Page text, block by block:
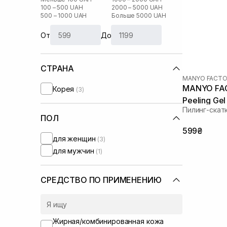
100 – 500 UAH
500 – 1000 UAH
2000 – 5000 UAH
Больше 5000 UAH
От До
СТРАНА
Корея (3)
ПОЛ
для женщин (3)
для мужчин (1)
СРЕДСТВО ПО ПРИМЕНЕНИЮ
Жирная/комбинированная кожа
MANYO
MANYO
Peeling
Пилинг-
599₴